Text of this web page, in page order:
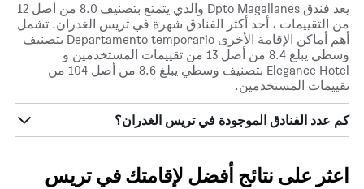
يعد فندق Dpto Magallanes والذي يتمتع بتصنيف 8.0 من أصل 12
من التقييمات ، أحد أكثر الفنادق شهرة في تريس الغدران. تشمل
أهم أماكن الإقامة الأخرى Departamento temporario بتصنيف
وسطي يبلغ 8.4 من أصل 13 من تقييمات المستخدمين و
Elegance Hotel بتصنيف وسطي يبلغ 8.6 من أصل 104 من
تقييمات المستخدمين.
كم عدد الفنادق الموجودة في تريس الغدران؟
اعثر على نتائج أفضل لإقامتك في تريس